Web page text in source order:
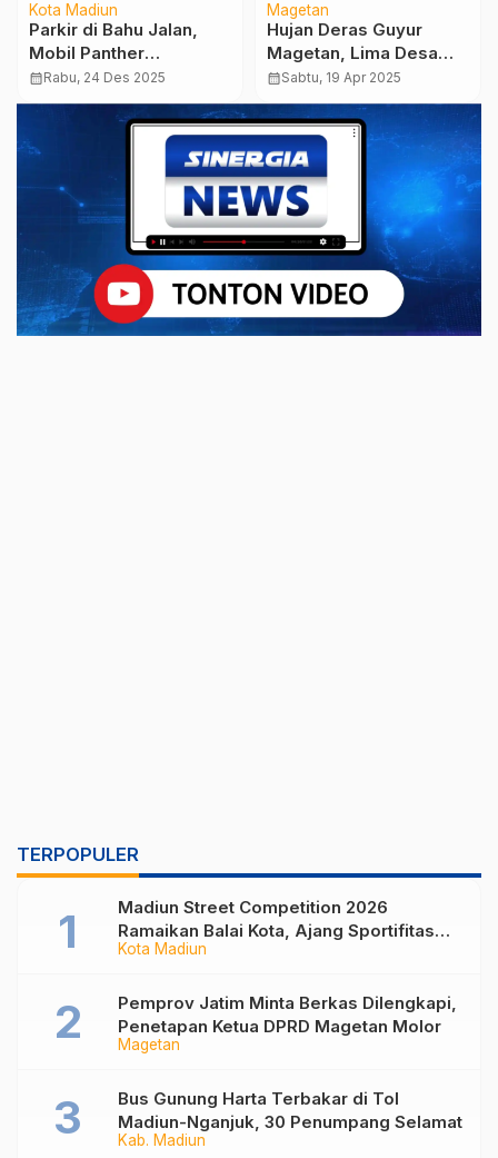
Kota Madiun
Parkir di Bahu Jalan,
Mobil Panther
Diseruduk Mobil Doubel
Cabin, Sasak Toko
calendar_monthRabu, 24 Des 2025
Magetan
Hujan Deras Guyur
Magetan, Lima Desa
dan Lahan Persawahan
Tergenang Banjir
calendar_monthSabtu, 19 Apr 2025
TERPOPULER
Kota Madiun
Madiun Street Competition 2026
Ramaikan Balai Kota, Ajang Sportifitas
Anak Muda dari Basket 3×3 hingga Mural
Magetan
Pemprov Jatim Minta Berkas Dilengkapi,
Penetapan Ketua DPRD Magetan Molor
Kab. Madiun
Bus Gunung Harta Terbakar di Tol
Madiun-Nganjuk, 30 Penumpang Selamat